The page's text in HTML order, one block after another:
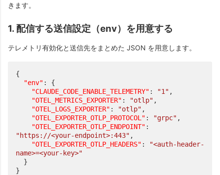
きます。
1. 配信する送信設定（env）を用意する
テレメトリ有効化と送信先をまとめた JSON を用意します。
{
"env" :
{
"CLAUDE_CODE_ENABLE_TELEMETRY" : "1" ,
"OTEL_METRICS_EXPORTER" : "otlp" ,
"OTEL_LOGS_EXPORTER" : "otlp" ,
"OTEL_EXPORTER_OTLP_PROTOCOL" : "grpc" ,
"OTEL_EXPORTER_OTLP_ENDPOINT" :
"https://<your-endpoint>:443" ,
"OTEL_EXPORTER_OTLP_HEADERS" :
"<auth-header-
name>=<your-key>"
}
}